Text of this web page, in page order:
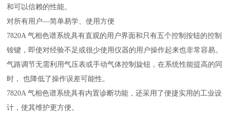
和可以信赖的性能。
对所有用户—简单易学、使用方便
7820A 气相色谱系统具有直观的用户界面和只有五个控制按钮的控制
铵键，即使对经验不足或很少使用仪器的用户操作起来也非常容易。
气路调节无需利用气压表或手动气体控制旋钮，在系统性能提高的同
时， 也降低了操作误差可能性。
7820A 气相色谱系统具有内置诊断功能，还采用了便捷实用的工业设
计，使其维护更方便。